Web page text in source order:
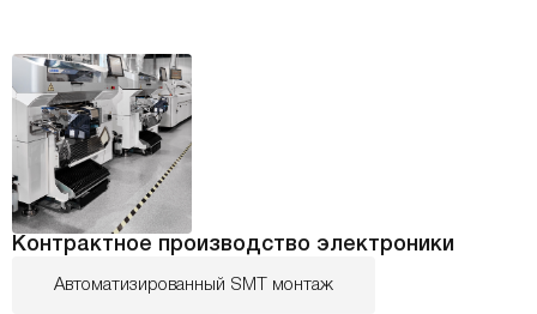
Контрактное производство электроники
Автоматизированный SMT монтаж